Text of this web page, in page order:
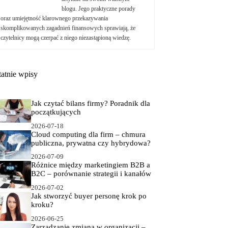
blogu. Jego praktyczne porady
oraz umiejętność klarownego przekazywania
skomplikowanych zagadnień finansowych sprawiają, że
czytelnicy mogą czerpać z niego niezastąpioną wiedzę.
wpisy
Jak czytać bilans firmy? Poradnik dla
początkujących
2026-07-18
Cloud computing dla firm – chmura
publiczna, prywatna czy hybrydowa?
2026-07-09
Różnice między marketingiem B2B a
B2C – porównanie strategii i kanałów
2026-07-02
Jak stworzyć buyer personę krok po
kroku?
2026-06-25